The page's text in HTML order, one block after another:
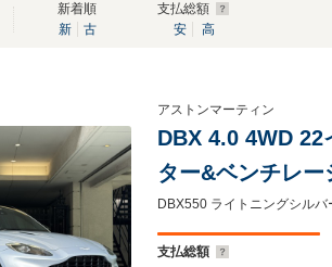
新着順
新
古
支払総額
安
高
アストンマーティン
DBX 4.0 4WD 22
ター&ベンチレー
支払総額